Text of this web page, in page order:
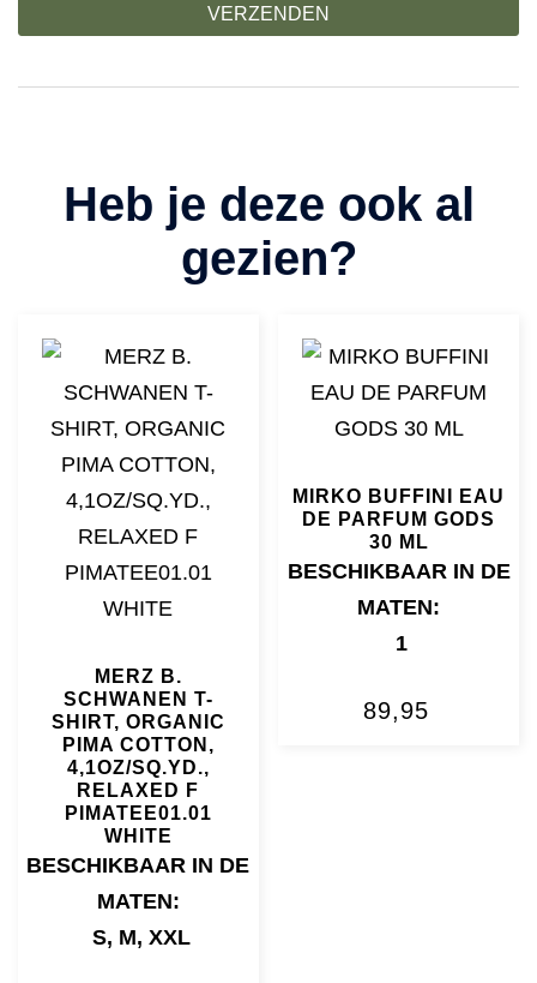
MERZ B.
SCHWANEN T-
SHIRT, ORGANIC
PIMA COTTON,
4,1OZ/SQ.YD.,
RELAXED F
PIMATEE01.01
WHITE
BESCHIKBAAR IN DE
MATEN:
S, M, XXL
MIRKO BUFFINI EAU
DE PARFUM GODS
30 ML
BESCHIKBAAR IN DE
MATEN:
1
89,95